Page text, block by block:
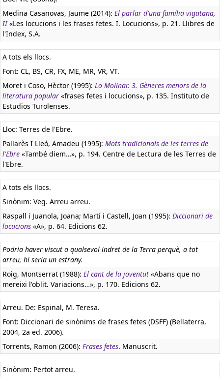
Medina Casanovas, Jaume (2014): El parlar d'una família vigatana,
II«Les locucions i les frases fetes. I. Locucions», p. 21. Llibres de
l'Index, S.A.
A tots els llocs.
Font: CL, BS, CR, FX, ME, MR, VR, VT.
Moret i Coso, Hèctor (1995): Lo Molinar. 3. Gèneres menors de la
literatura popular «frases fetes i locucions», p. 135. Instituto de
Estudios Turolenses.
Lloc: Terres de l'Ebre.
Pallarès I Lleó, Amadeu (1995): Mots tradicionals de les terres de
l'Ebre «També diem…», p. 194. Centre de Lectura de les Terres de
l'Ebre.
A tots els llocs.
Sinònim: Veg. Arreu arreu.
Raspall i Juanola, Joana; Martí i Castell, Joan (1995): Diccionari de
locucions «A», p. 64. Edicions 62.
Podria haver viscut a qualsevol indret de la Terra perquè, a tot
arreu, hi seria un estrany.
Roig, Montserrat (1988): El cant de la joventut «Abans que no
mereixi l'oblit. Variacions…», p. 170. Edicions 62.
Arreu. De: Espinal, M. Teresa.
Font: Diccionari de sinònims de frases fetes (DSFF) (Bellaterra,
2004, 2a ed. 2006).
Torrents, Ramon (2006): Frases fetes. Manuscrit.
Sinònim: Pertot arreu.